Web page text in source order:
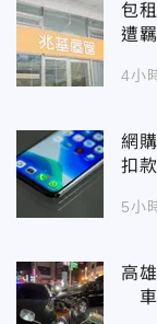
包
遭
4小
網
扣
5小
高
車